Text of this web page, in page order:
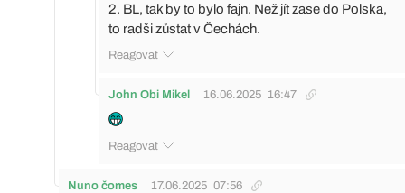
2. BL, tak by to bylo fajn. Než jít zase do Polska,
to radši zůstat v Čechách.
Reagovat
John Obi Mikel 16.06.2025 16:47
Reagovat
Nuno čomes 17.06.2025 07:56